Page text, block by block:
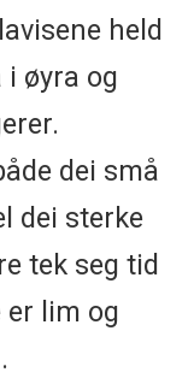
held
i øyra og
dei små
dei sterke
tek seg tid
lim og